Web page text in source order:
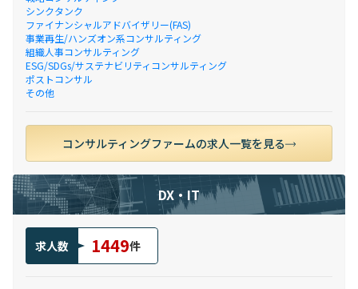
シンクタンク
ファイナンシャルアドバイザリー(FAS)
事業再生/ハンズオン系コンサルティング
組織人事コンサルティング
ESG/SDGs/サステナビリティコンサルティング
ポストコンサル
その他
コンサルティングファームの求人一覧を見る
DX・IT
求人数 1449件